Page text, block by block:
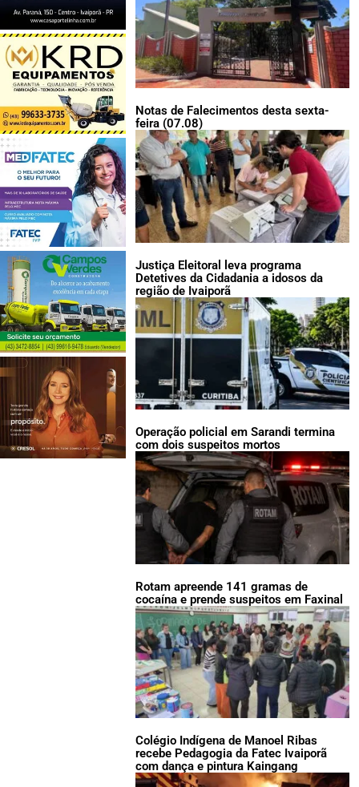
Notas de Falecimentos desta sexta-
feira (07.08)
Justiça Eleitoral leva programa
Detetives da Cidadania a idosos da
região de Ivaiporã
Operação policial em Sarandi termina
com dois suspeitos mortos
Rotam apreende 141 gramas de
cocaína e prende suspeitos em Faxinal
Colégio Indígena de Manoel Ribas
recebe Pedagogia da Fatec Ivaiporã
com dança e pintura Kaingang